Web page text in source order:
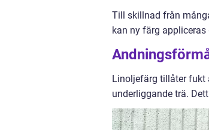
Till skillnad från
kan ny färg
Linoljefärg tillåter fukt
underliggande trä.